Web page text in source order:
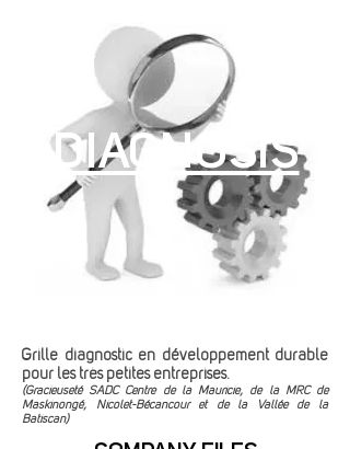
DIAGNOSIS
Grille diagnostic en développement durable
pour les très petites entreprises.
(Gracieuseté SADC Centre de la Mauricie, de la MRC de
Maskinongé, Nicolet-Bécancour et de la Vallée de la
Batiscan)